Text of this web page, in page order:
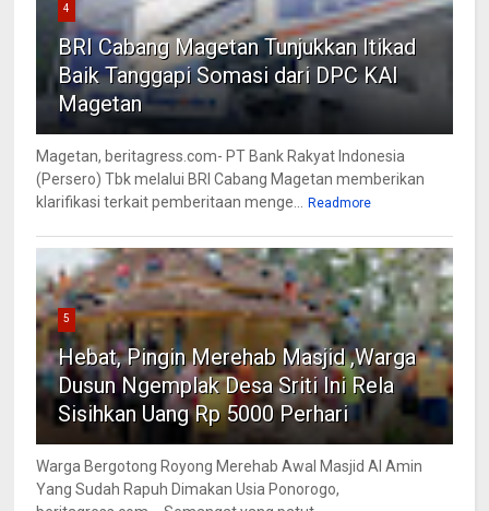
4
BRI Cabang Magetan Tunjukkan Itikad
Baik Tanggapi Somasi dari DPC KAI
Magetan
Magetan, beritagress.com- PT Bank Rakyat Indonesia
(Persero) Tbk melalui BRI Cabang Magetan memberikan
klarifikasi terkait pemberitaan menge...
Readmore
5
Hebat, Pingin Merehab Masjid ,Warga
Dusun Ngemplak Desa Sriti Ini Rela
Sisihkan Uang Rp 5000 Perhari
Warga Bergotong Royong Merehab Awal Masjid Al Amin
Yang Sudah Rapuh Dimakan Usia Ponorogo,